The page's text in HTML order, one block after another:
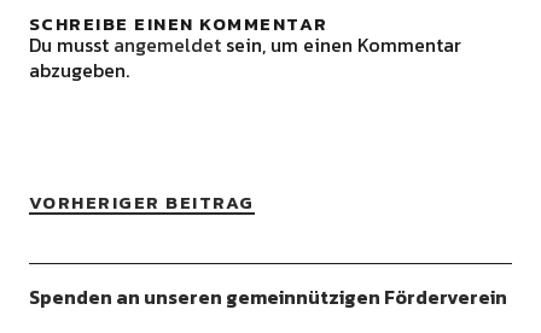
SCHREIBE EINEN KOMMENTAR
Du musst angemeldetsein, um einen Kommentar
abzugeben.
VORHERIGER BEITRAG
Spenden an unseren gemeinnützigen Förderverein